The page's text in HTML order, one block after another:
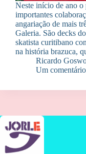
Neste início de ano o
importantes
angariação de mais
Galeria. São decks
skatista curitibano
na história brazuca,
Ricardo
Um comentário